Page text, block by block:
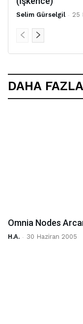
Selim Gürselgil - 25
DAHA
Omnia Nodes
H.A. - 30 Haziran 2005